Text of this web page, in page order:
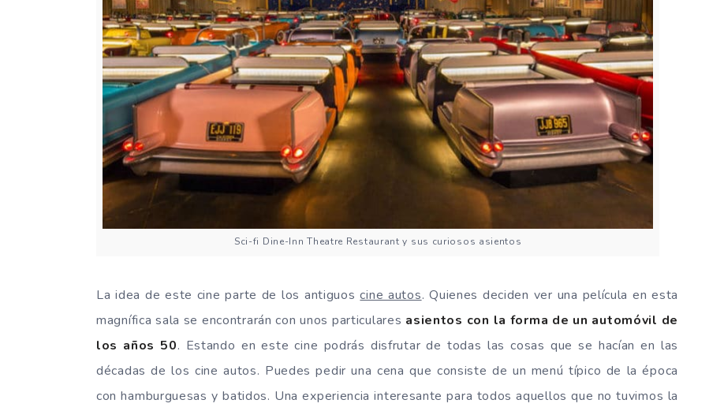
Sci-fi Dine-Inn Theatre Restaurant y sus curiosos asientos
La idea de este cine parte de los antiguoscine autos. Quienes deciden ver una película en esta
magnífica sala se encontrarán con unos particulares asientos con la forma de un automóvil de
los años 50. Estando en este cine podrás disfrutar de todas las cosas que se hacían en las
décadas de los cine autos. Puedes pedir una cena que consiste de un menú típico de la época
con hamburguesas y batidos. Una experiencia interesante para todos aquellos que no tuvimos la